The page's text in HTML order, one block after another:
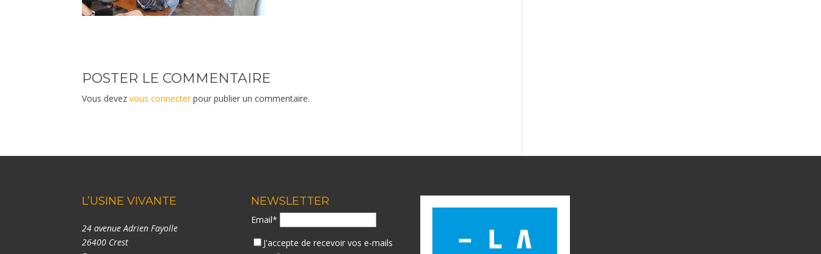
POSTER LE COMMENTAIRE
Vous devezvous connecterpour publier un commentaire.
L’USINE VIVANTE
24 avenue Adrien Fayolle
26400 Crest
NEWSLETTER
Email*
J'accepte de recevoir vos e-mails